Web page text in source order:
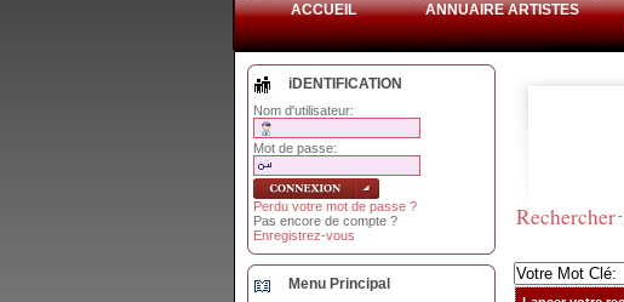
ACCUEIL ANNUAIRE ARTISTES
iDENTIFICATION
Nom d'utilisateur:
Mot de passe:
Perdu votre mot de passe ?
Pas encore de compte ?
Enregistrez-vous
Menu Principal
Rechercher-